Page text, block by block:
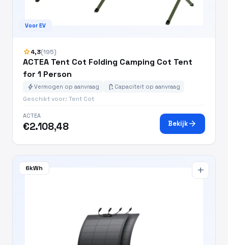
Voor EV
star4,3(195)
ACTEA Tent Cot Folding Camping Cot Tent
for 1 Person
boltVermogen op aanvraag battery_charging_full Capaciteit op aanvraag
Geschikt voor: Tent Cot
ACTEA
€2.108,48 Bekijkarrow_forward
6kWh add